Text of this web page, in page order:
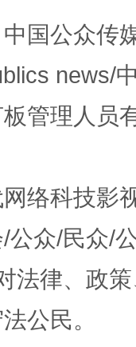
如何以
国公众传
news/
管理人员
络科技影
公众/民众/
法律、政
公民。